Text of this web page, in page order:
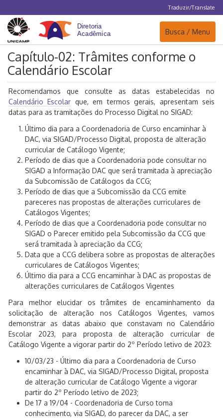
Traduzir/Translate
Navegação
Busca / Menu
Capítulo-02: Trâmites conforme o
Calendário Escolar
Recomendamos que consulte as datas estabelecidas no
Calendário Escolar que, em termos gerais, apresentam seis
datas para as tramitações do Processo Digital no SIGAD:
Último dia para a Coordenadoria de Curso encaminhar à
DAC, via SIGAD/Processo Digital, proposta de alteração
curricular de Catálogo Vigente;
Período de dias que a Coordenadoria pode consultar no
SIGAD a Informação DAC que será tramitada à apreciação
da Subcomissão de Catálogos da CCG;
Período de dias que a Subcomissão da CCG emite
pareceres nas propostas de alterações curriculares de
Catálogos Vigentes;
Período de dias que a Coordenadoria pode consultar no
SIGAD o Parecer emitido pela Subcomissão da CCG que
será tramitada à apreciação da CCG;
Data que a CCG delibera sobre as propostas de alterações
curriculares de Catálogos Vigentes;
Último dia para a CCG encaminhar à DAC as propostas de
alterações curriculares de Catálogos Vigentes
Para melhor elucidar os trâmites de encaminhamento da
solicitação de alteração nos Catálogos Vigentes, vamos
demonstrar as datas abaixo que constavam no Calendário
Escolar 2023, para proposta de alteração curricular de
Catálogo Vigente a vigorar partir do 2º Período letivo de 2023:
10/03/23 - Último dia para a Coordenadoria de Curso
encaminhar à DAC, via SIGAD/Processo Digital, proposta
de alteração curricular de Catálogo Vigente a vigorar
partir do 2º Período letivo de 2023;
De 17 a 19/04 - Coordenadoria de Curso toma
conhecimento, via SIGAD, do parecer da DAC, a ser